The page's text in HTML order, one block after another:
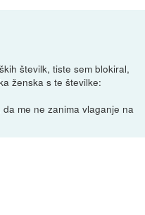
številk, tiste sem blokiral,
ženska s te številke:
me ne zanima vlaganje na